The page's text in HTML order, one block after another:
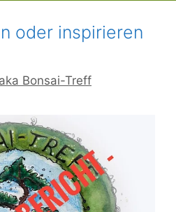
oder inspirieren
Bonsai-Treff